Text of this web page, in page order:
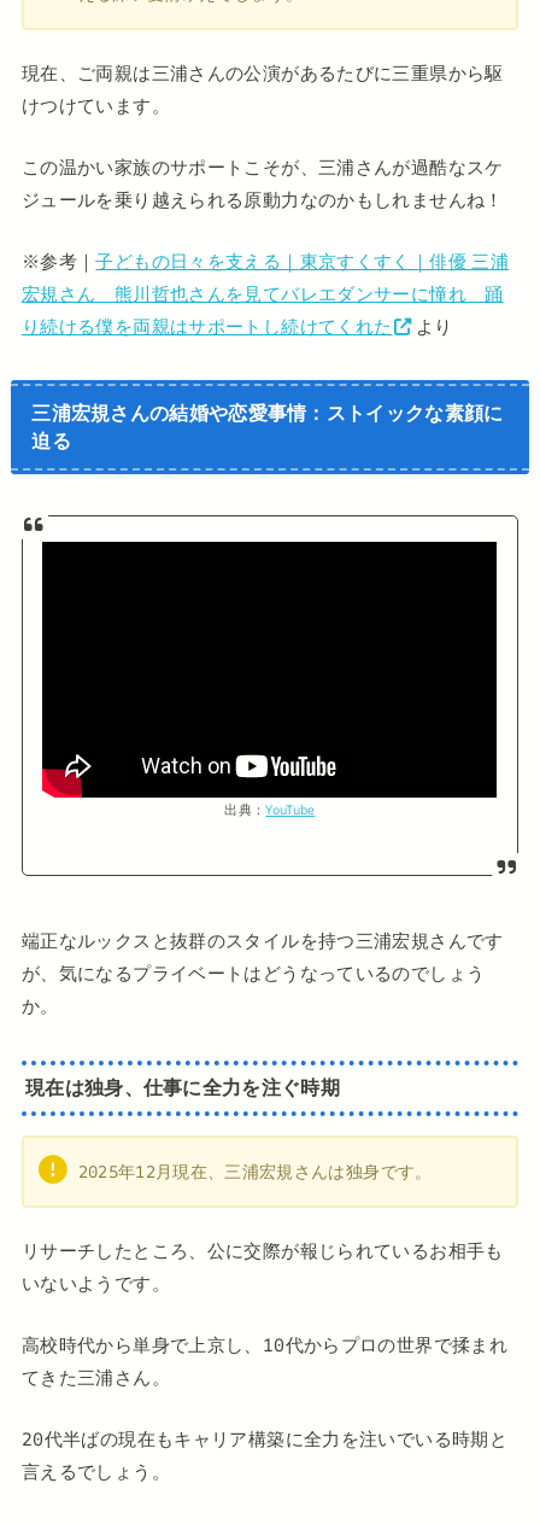
現在、ご両親は三浦さんの公演があるたびに三重県から駆
けつけています。
この温かい家族のサポートこそが、三浦さんが過酷なスケ
ジュールを乗り越えられる原動力なのかもしれませんね！
※参考｜子どもの日々を支える｜東京すくすく｜俳優 三浦
宏規さん 熊川哲也さんを見てバレエダンサーに憧れ 踊
り続ける僕を両親はサポートし続けてくれた
より
三浦宏規さんの結婚や恋愛事情：ストイックな素顔に
迫る
出典：YouTube
端正なルックスと抜群のスタイルを持つ三浦宏規さんです
が、気になるプライベートはどうなっているのでしょう
か。
現在は独身、仕事に全力を注ぐ時期
2025年12月現在、三浦宏規さんは独身です。
リサーチしたところ、公に交際が報じられているお相手も
いないようです。
高校時代から単身で上京し、10代からプロの世界で揉まれ
てきた三浦さん。
20代半ばの現在もキャリア構築に全力を注いでいる時期と
言えるでしょう。